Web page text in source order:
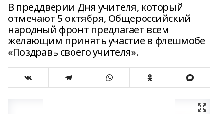
В преддверии Дня учителя, который
отмечают 5 октября, Общероссийский
народный фронт предлагает всем
желающим принять участие в флешмобе
«Поздравь своего учителя».